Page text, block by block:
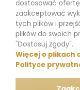
dostosować
zaakceptować
tych plików i
plików do swoich
"Dostosuj zgody".
Więcej o plikach
Polityce